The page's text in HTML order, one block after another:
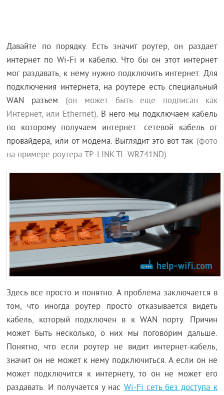
Давайте по порядку. Есть значит роутер, он раздает
интернет по Wi-Fi и кабелю. Что бы он этот интернет
мог раздавать, к нему нужно подключить интернет. Для
подключения интернета, на роутере есть специальный
WAN разъем (он может быть еще подписан как
Интернет, или Ethernet). В него мы подключаем кабель
по которому получаем интернет: сетевой кабель от
провайдера, или от модема. Выглядит это вот так (фото
на примере роутера TP-LINK TL-WR741ND):
Здесь все просто и понятно. А проблема заключается в
том, что иногда роутер просто отказывается видеть
кабель, который подключен в к WAN порту. Причин
может быть несколько, о них мы поговорим дальше.
Понятно, что если роутер не видит интернет-кабель,
значит он не может к нему подключиться. А если он не
может подключится к интернету, то он не может его
раздавать. И получается у насWi-Fi сеть без доступа к